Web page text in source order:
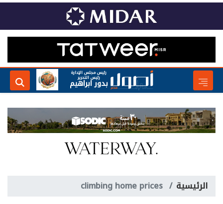
رئيس مجلس الإدارة
رئيس التحرير
بدور ابراهيم
الرئيسية